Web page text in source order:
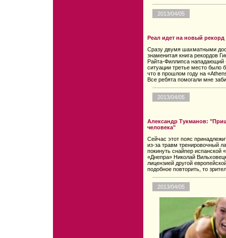
2013/04/05
Реал идет на новый рекорд
Сразу двумя шахматными
знаменитая книга рекордов
Райта-Филлипса нападающий
ситуации третье место
что в прошлом году на
Все ребята помогали мне
2013/04/05
Александр Тукманов:
человека"
Сейчас этот пояс
из-за травм тренировочный
покинуть снайпер
«Днепра» Николай
лицензией другой
подобное повторить, то
2013/04/05